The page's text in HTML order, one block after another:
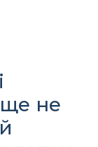
не